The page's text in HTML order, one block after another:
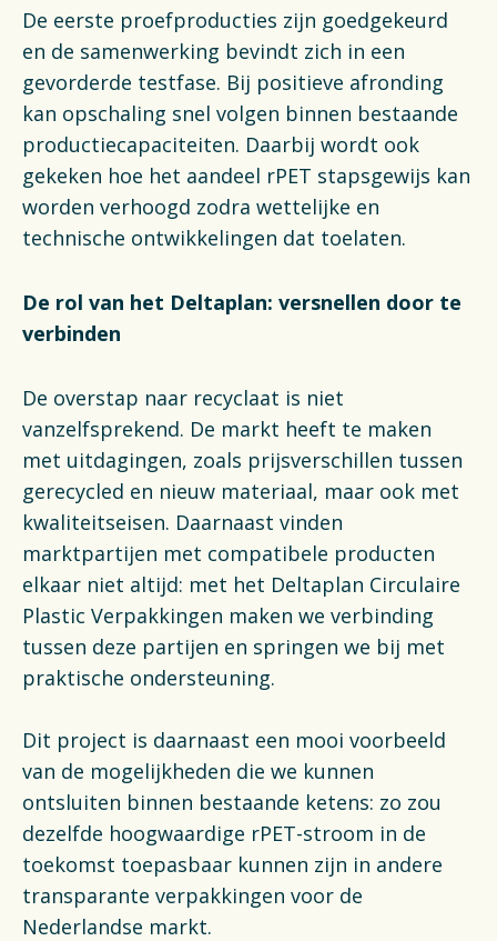
De eerste proefproducties zijn goedgekeurd
en de samenwerking bevindt zich in een
gevorderde testfase. Bij positieve afronding
kan opschaling snel volgen binnen bestaande
productiecapaciteiten. Daarbij wordt ook
gekeken hoe het aandeel rPET stapsgewijs kan
worden verhoogd zodra wettelijke en
technische ontwikkelingen dat toelaten.
De rol van het Deltaplan: versnellen door te
verbinden
De overstap naar recyclaat is niet
vanzelfsprekend. De markt heeft te maken
met uitdagingen, zoals prijsverschillen tussen
gerecycled en nieuw materiaal, maar ook met
kwaliteitseisen. Daarnaast vinden
marktpartijen met compatibele producten
elkaar niet altijd: met het Deltaplan Circulaire
Plastic Verpakkingen maken we verbinding
tussen deze partijen en springen we bij met
praktische ondersteuning.
Dit project is daarnaast een mooi voorbeeld
van de mogelijkheden die we kunnen
ontsluiten binnen bestaande ketens: zo zou
dezelfde hoogwaardige rPET-stroom in de
toekomst toepasbaar kunnen zijn in andere
transparante verpakkingen voor de
Nederlandse markt.